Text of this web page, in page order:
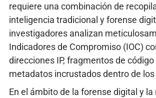
requiere una combinación de
inteligencia tradicional y forense
investigadores analizan
Indicadores de Compromiso (IOC)
direcciones IP, fragmentos de
metadatos incrustados dentro de
En el ámbito de la forense digital y la